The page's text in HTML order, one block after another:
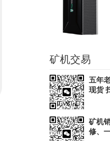
矿机交易
五年
现货
矿机
修、